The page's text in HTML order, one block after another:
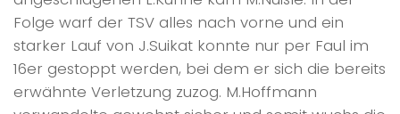
Folge warf der TSV alles nach vorne und ein
starker Lauf von J.Suikat konnte nur per Faul im
16er gestoppt werden, bei dem er sich die bereits
erwähnte Verletzung zuzog. M.Hoffmann